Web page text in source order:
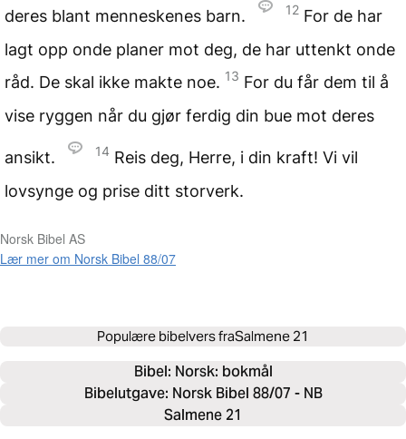
deres blant menneskenes barn. 12 For de har
lagt opp onde planer mot deg, de har uttenkt onde
råd. De skal ikke makte noe. 13 For du får dem til å
vise ryggen når du gjør ferdig din bue mot deres
ansikt. 14 Reis deg, Herre, i din kraft! Vi vil
lovsynge og prise ditt storverk.
Norsk Bibel AS
Lær mer om Norsk Bibel 88/07
Populære bibelvers fraSalmene 21
Bibel: Norsk: bokmål
Bibelutgave: Norsk Bibel 88/07 - NB
Salmene 21